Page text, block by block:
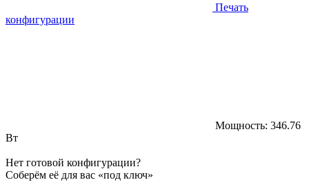
Печать
конфигурации
Мощность: 346.76
Вт
Нет готовой конфигурации?
Соберём её для вас «под ключ»